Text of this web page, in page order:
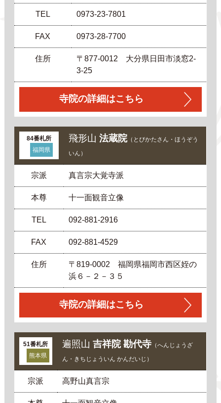
TEL 0973-23-7801
FAX 0973-28-7700
住所
〒877-0012 大分県日田市淡窓2-
3-25
寺院の詳細はこちら
84番札所
福岡県
飛形山 法蔵院（とびかたさん・ほうぞう
いん）
宗派 真言宗大覚寺派
本尊 十一面観音立像
TEL 092-881-2916
FAX 092-881-4529
住所
〒819-0002 福岡県福岡市西区姪の
浜６－２－３５
寺院の詳細はこちら
51番札所
熊本県
遍照山 吉祥院 勘代寺（へんじょうざ
ん・きちじょういん かんだいじ）
宗派 高野山真言宗